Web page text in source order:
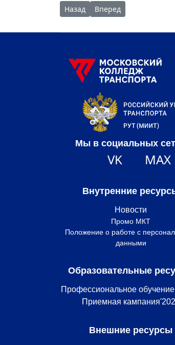
Предыдущий: Первый
Назад Следующий: День Д-1
Вперед
Мы в социальных
VK MAX
Внутренние
Новости
Промо МКТ
Положение о работе с
данными
Образовательные
Профессиональное
Приемная
Внешние ресурсы